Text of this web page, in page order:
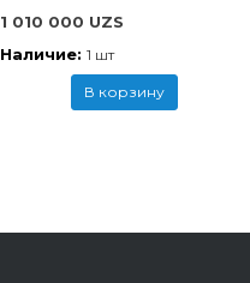
1 010 000 UZS
Наличие: 1 шт
В корзину